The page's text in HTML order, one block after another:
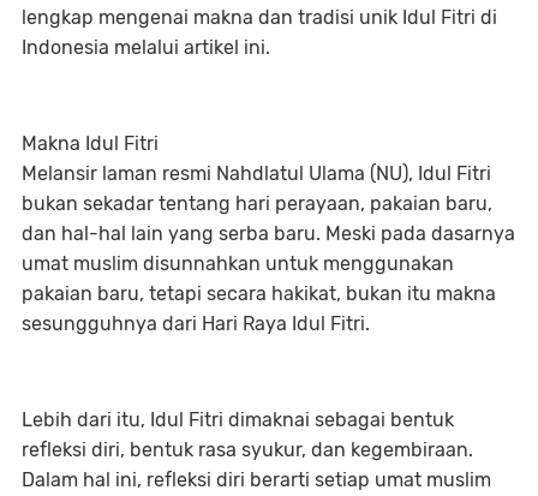
lengkap mengenai makna dan tradisi unik Idul Fitri di
Indonesia melalui artikel ini.
Makna Idul Fitri
Melansir laman resmi Nahdlatul Ulama (NU), Idul Fitri
bukan sekadar tentang hari perayaan, pakaian baru,
dan hal-hal lain yang serba baru. Meski pada dasarnya
umat muslim disunnahkan untuk menggunakan
pakaian baru, tetapi secara hakikat, bukan itu makna
sesungguhnya dari Hari Raya Idul Fitri.
Lebih dari itu, Idul Fitri dimaknai sebagai bentuk
refleksi diri, bentuk rasa syukur, dan kegembiraan.
Dalam hal ini, refleksi diri berarti setiap umat muslim